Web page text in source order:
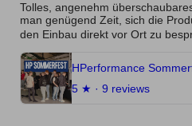
Tolles, angenehm
man genügend Zeit, sich die
den Einbau direkt vor Ort zu
5 ★ · 9 reviews